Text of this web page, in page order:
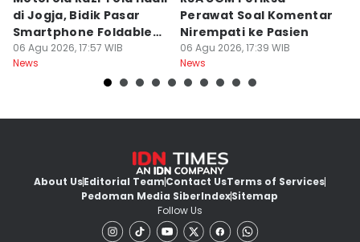
di Jogja, Bidik Pasar
Smartphone Foldable
Premium
06 Agu 2026, 17:57 WIB
News
Perawat Soal Komentar
Nirempati ke Pasien
06 Agu 2026, 17:39 WIB
News
About UsEditorial TeamContact UsTerms of Services
Pedoman Media SiberIndexSitemap
Follow Us